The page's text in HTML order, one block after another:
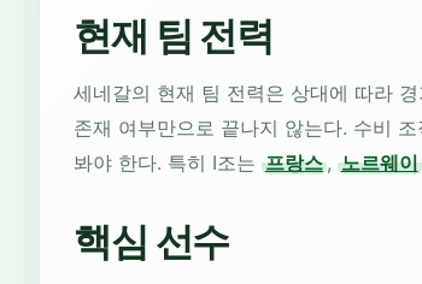
현재 팀 전력
세네갈의 현재 팀 전력은 상대에 따라
존재 여부만으로 끝나지 않는다. 수비
봐야 한다. 특히 I조는 프랑스, 노르웨이
핵심 선수